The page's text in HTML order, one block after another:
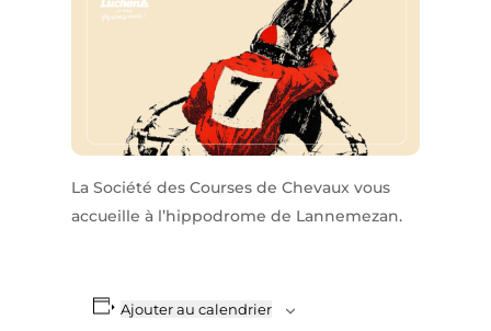
La Société des Courses de Chevaux vous
accueille à l’hippodrome de Lannemezan.
Ajouter au calendrier